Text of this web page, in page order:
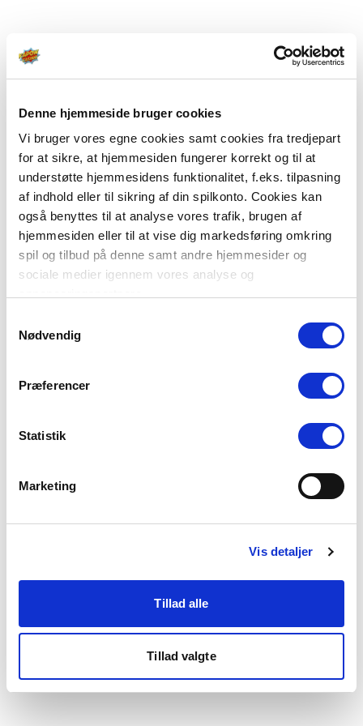
Denne hjemmeside bruger cookies
Vi bruger vores egne cookies samt cookies fra tredjepart
for at sikre, at hjemmesiden fungerer korrekt og til at
understøtte hjemmesidens funktionalitet, f.eks. tilpasning
af indhold eller til sikring af din spilkonto. Cookies kan
også benyttes til at analyse vores trafik, brugen af
hjemmesiden eller til at vise dig markedsføring omkring
spil og tilbud på denne samt andre hjemmesider og
sociale medier igennem vores analyse og
Du kan læse mere om vores brug af cookies under
"Detaljer" eller ved at klikke videre til vores Cookiepolitik,
Nødvendig
Præferencer
Statistik
Marketing
Vis detaljer
Tillad alle
Tillad valgte